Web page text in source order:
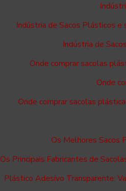
Indústria de Sacos Plásticos
Indústria de
Onde comprar sacolas
Onde
Onde comprar sacolas
Os Melhores Sacos
Os Principais Fabricantes de
Plástico Adesivo Transparente: